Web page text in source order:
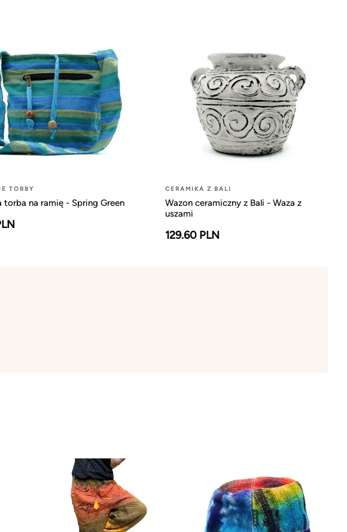
TORBY
torba na ramię - Spring Green
CERAMIKA Z BALI
Wazon ceramiczny z Bali - Waza z
uszami
129.60 PLN